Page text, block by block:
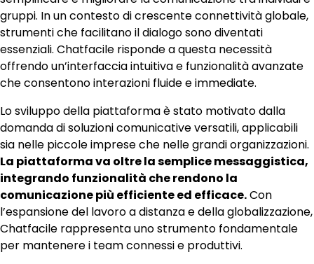
gruppi. In un contesto di crescente connettività globale,
strumenti che facilitano il dialogo sono diventati
essenziali. Chatfacile risponde a questa necessità
offrendo un’interfaccia intuitiva e funzionalità avanzate
che consentono interazioni fluide e immediate.
Lo sviluppo della piattaforma è stato motivato dalla
domanda di soluzioni comunicative versatili, applicabili
sia nelle piccole imprese che nelle grandi organizzazioni.
La piattaforma va oltre la semplice messaggistica,
integrando funzionalità che rendono la
comunicazione più efficiente ed efficace.Con
l’espansione del lavoro a distanza e della globalizzazione,
Chatfacile rappresenta uno strumento fondamentale
per mantenere i team connessi e produttivi.